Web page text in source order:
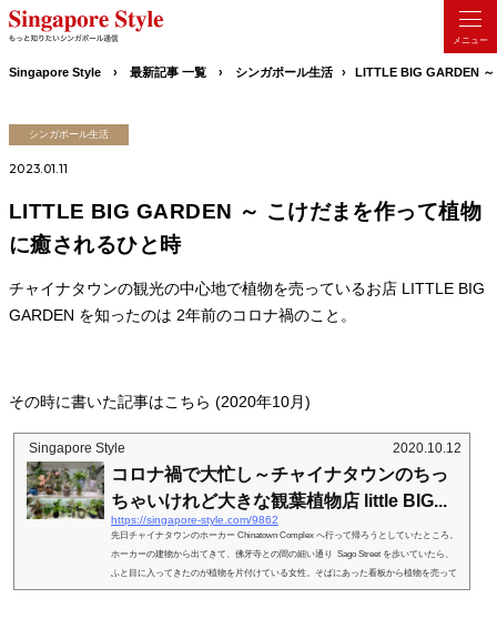
Singapore Style 最新記事 一覧 シンガポール生活 LITTLE BIG GARDEN
シンガポール生活
2023.01.11
LITTLE BIG GARDEN ～ こけだまを作って植物
に癒されるひと時
チャイナタウンの観光の中心地で植物を売っているお店 LITTLE BIG
GARDEN を知ったのは 2年前のコロナ禍のこと。
その時に書いた記事はこちら (2020年10月)
Singapore Style 2020.10.12
コロナ禍で大忙し～チャイナタウンのちっ
ちゃいけれど大きな観葉植物店 little BIG...
https://singapore-style.com/9862
先日チャイナタウンのホーカー Chinatown Complex へ行って帰ろうとしていたところ。
ホーカーの建物から出てきて、佛牙寺との間の細い通り Sago Street を歩いていたら、
ふと目に入ってきたのが植物を片付けている女性。そばにあった看板から植物を売って
いるお店だと分かり、鉢植えの植物をしまってお店を閉めるところのようでした。little